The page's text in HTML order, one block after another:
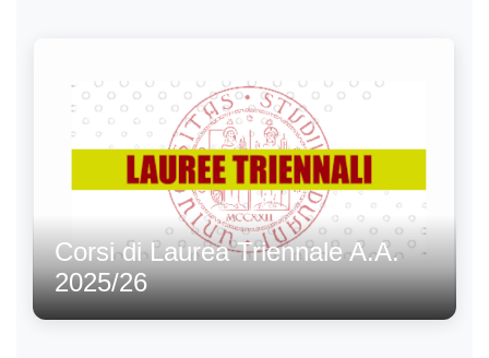
Corsi di Laurea Triennale A.A.
2025/26